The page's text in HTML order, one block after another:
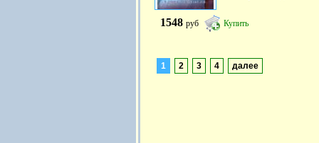
1548 руб Купить
1 2 3 4 далее